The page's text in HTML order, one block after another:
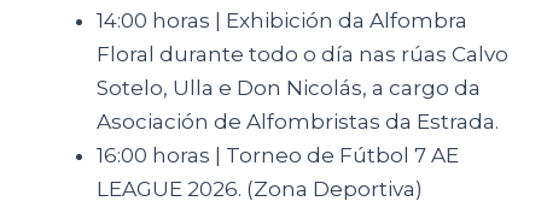
14:00 horas | Exhibición da Alfombra
Floral durante todo o día nas rúas Calvo
Sotelo, Ulla e Don Nicolás, a cargo da
Asociación de Alfombristas da Estrada.
16:00 horas | Torneo de Fútbol 7 AE
LEAGUE 2026. (Zona Deportiva)